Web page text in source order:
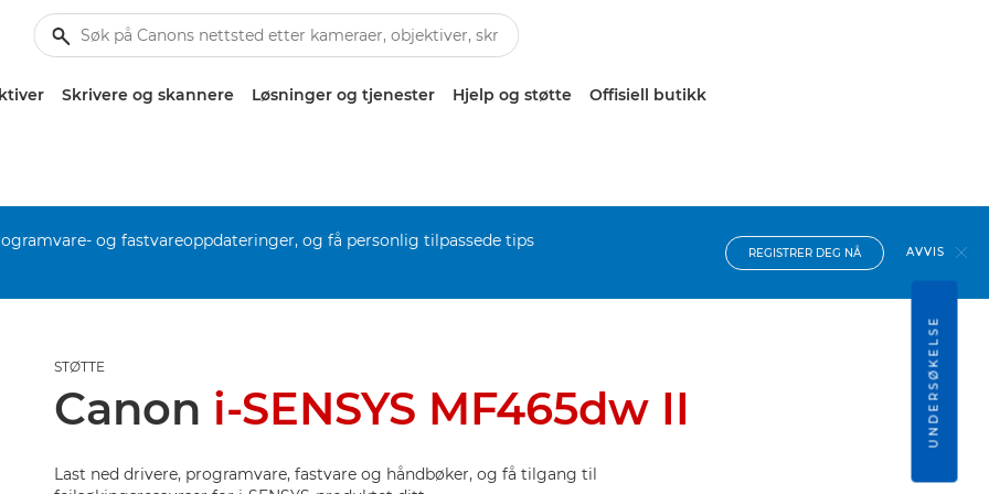
Skrivere og skannere Løsninger og tjenester Hjelp og støtte Offisiell butikk
og fastvareoppdateringer, og få personlig tilpassede tips
REGISTRER DEG NÅ AVVIS
STØTTE
Canon i-SENSYS MF465dw II
Last ned drivere, programvare, fastvare og håndbøker, og få tilgang til
UNDERSØKELSE